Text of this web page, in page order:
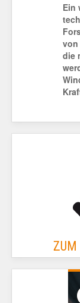
Ein
von
die
ZUM